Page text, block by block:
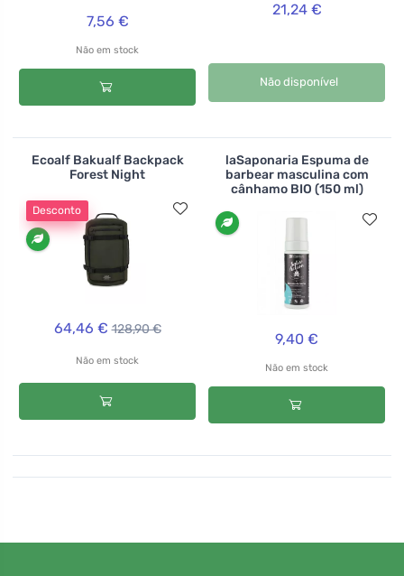
7,56 €
Não em stock
21,24 €
Não disponível
Ecoalf Bakualf Backpack
Forest Night
Desconto
64,46 € 128,90 €
Não em stock
laSaponaria Espuma de
barbear masculina com
cânhamo BIO (150 ml)
9,40 €
Não em stock